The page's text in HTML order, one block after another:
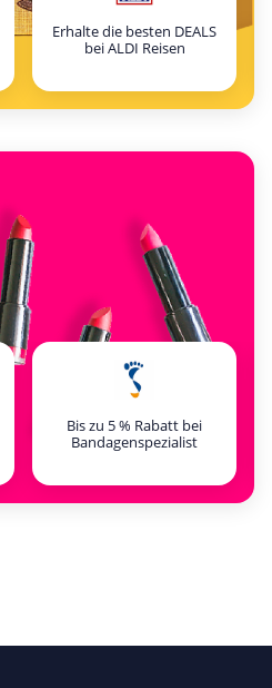
Erhalte die besten DEALS
bei ALDI Reisen
Bis zu 5 % Rabatt bei
Bandagenspezialist